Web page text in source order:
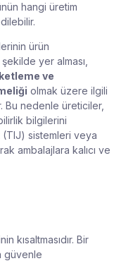
hangi üretim
ürün
yer alması,
ve
olmak üzere ilgili
Bu nedenle üreticiler,
bilgilerini
(TIJ) sistemleri veya
ambalajlara kalıcı ve
kısaltmasıdır. Bir
güvenle